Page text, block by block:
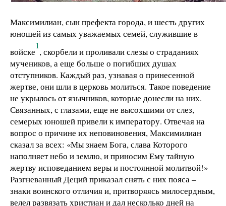
Максимилиан, сын префекта города, и шесть других
юношей из самых уважаемых семей, служившие в
войске
1
, скорбели и проливали слезы о страданиях
мучеников, а еще больше о погибших душах
отступников. Каждый раз, узнавая о принесенной
жертве, они шли в церковь молиться. Такое поведение
не укрылось от язычников, которые донесли на них.
Связанных, с глазами, еще не высохшими от слез,
семерых юношей привели к императору. Отвечая на
вопрос о причине их неповиновения, Максимилиан
сказал за всех: «Мы знаем Бога, слава Которого
наполняет небо и землю, и приносим Ему тайную
жертву исповеданием веры и постоянной молитвой!»
Разгневанный Деций приказал снять с них пояса –
знаки воинского отличия и, притворяясь милосердным,
велел развязать христиан и дал несколько дней на